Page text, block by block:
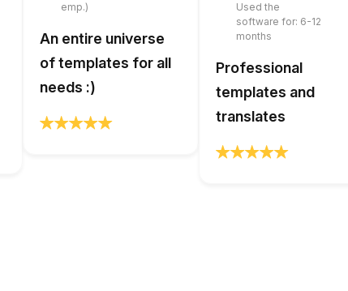
emp.)
An entire universe
of templates for all
needs :)
Used the
software for: 6-12
months
Professional
templates and
translates